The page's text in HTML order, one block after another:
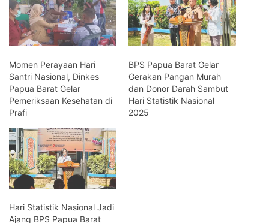
Momen Perayaan Hari
Santri Nasional, Dinkes
Papua Barat Gelar
Pemeriksaan Kesehatan di
Prafi
BPS Papua Barat Gelar
Gerakan Pangan Murah
dan Donor Darah Sambut
Hari Statistik Nasional
2025
Hari Statistik Nasional Jadi
Ajang BPS Papua Barat